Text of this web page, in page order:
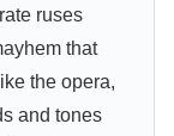
ruses
that
the opera,
and tones